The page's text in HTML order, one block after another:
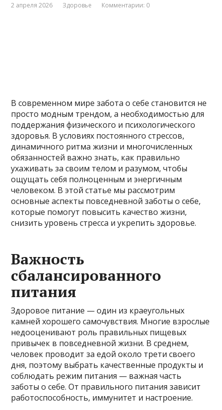
2 апреля 2026 Здоровье Комментарии: 0
В современном мире забота о себе становится не
просто модным трендом, а необходимостью для
поддержания физического и психологического
здоровья. В условиях постоянного стрессов,
динамичного ритма жизни и многочисленных
обязанностей важно знать, как правильно
ухаживать за своим телом и разумом, чтобы
ощущать себя полноценным и энергичным
человеком. В этой статье мы рассмотрим
основные аспекты повседневной заботы о себе,
которые помогут повысить качество жизни,
снизить уровень стресса и укрепить здоровье.
Важность
сбалансированного
питания
Здоровое питание — один из краеугольных
камней хорошего самочувствия. Многие взрослые
недооценивают роль правильных пищевых
привычек в повседневной жизни. В среднем,
человек проводит за едой около трети своего
дня, поэтому выбрать качественные продукты и
соблюдать режим питания — важная часть
заботы о себе. От правильного питания зависит
работоспособность, иммунитет и настроение.